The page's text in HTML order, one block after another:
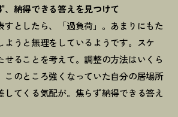
、納得できる答えを見つけて
すとしたら、「過負荷」。あまりにもた
ようと無理をしているようです。スケ
せることを考えて。調整の方法はいくら
このところ強くなっていた自分の居場所
してくる気配が。焦らず納得できる答え